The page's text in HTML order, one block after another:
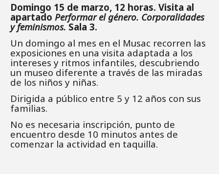
Domingo 15 de marzo, 12 horas. Visita al
apartado Performar el género. Corporalidades
y feminismos.Sala 3.
Un domingo al mes en el Musac recorren las
exposiciones en una visita adaptada a los
intereses y ritmos infantiles, descubriendo
un museo diferente a través de las miradas
de los niños y niñas.
Dirigida a público entre 5 y 12 años con sus
familias.
No es necesaria inscripción, punto de
encuentro desde 10 minutos antes de
comenzar la actividad en taquilla.